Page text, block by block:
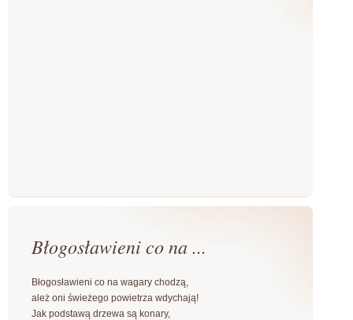
Błogosławieni co na ...
Błogosławieni co na wagary chodzą,
ależ oni świeżego powietrza wdychają!
Jak podstawą drzewa są konary,